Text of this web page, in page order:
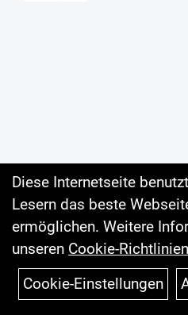
Diese Internetseite
Lesern das beste
ermöglichen. Weitere
unseren Cookie-Richtlinien
Cookie-Einstellungen